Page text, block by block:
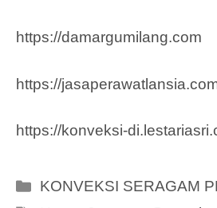
https://damargumilang.com
https://
https://konveksi-
Categories
KONVEKSI SERAGAM